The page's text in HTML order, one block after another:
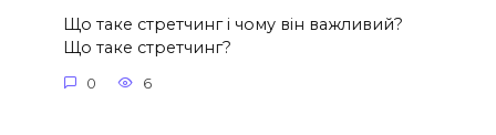
Що таке стретчинг і чому він важливий?
Що таке стретчинг?
0 6